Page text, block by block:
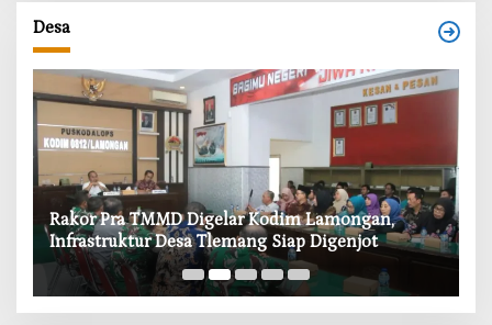
Desa
‎Rakor Pra TMMD Digelar Kodim Lamongan,
Infrastruktur Desa Tlemang Siap Digenjot